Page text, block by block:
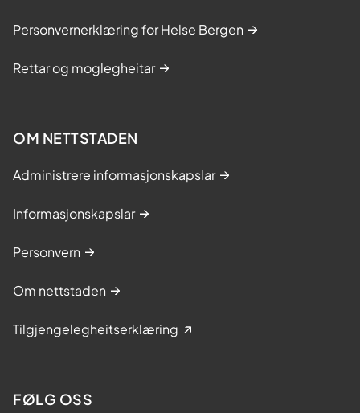
Personvernerklæring for Helse Bergen
Rettar og moglegheitar
OM NETTSTADEN
Administrere informasjonskapslar
Informasjonskapslar
Personvern
Om nettstaden
Tilgjengelegheitserklæring
FØLG OSS